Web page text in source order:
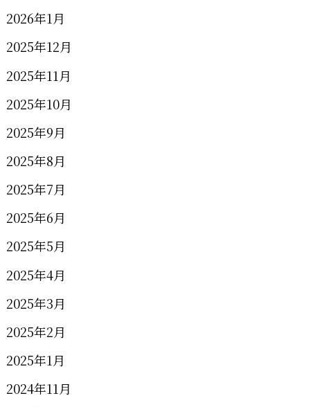
2026年1月
2025年12月
2025年11月
2025年10月
2025年9月
2025年8月
2025年7月
2025年6月
2025年5月
2025年4月
2025年3月
2025年2月
2025年1月
2024年11月